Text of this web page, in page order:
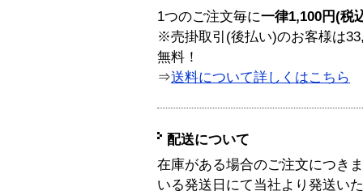
1つのご注文毎に一律1,100円(税
※売掛取引(後払い)のお客様は
無料！
⇒送料について詳しくはこちら
配送について
在庫がある場合のご注文につき
いる発送日にて当社より発送い